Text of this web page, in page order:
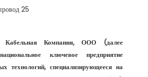
Кабельная Компания, ООО (далее
ключевое предприятие
технологий, специализирующееся на